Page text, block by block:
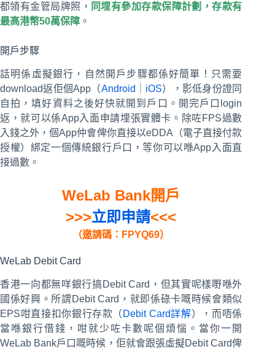
都領有金管局牌照， 同埋有參加存款保障計劃，存款有
最高港幣50萬保障 。
開戶步驟
話明係虛擬銀行，自然開戶步驟都係好簡單！只需要
download返佢個App（Android iOS），影低身份證同
自拍，填好資料之後好快就開到戶口。開完戶口login
返，就可以係App入面申請埋張實體卡。除咗FPS過數
入錢之外，個App仲會俾你直接以eDDA（電子直接付款
授權）綁定一個傳統銀行戶口，等你可以喺App入面直
接過數。
WeLab Bank開戶
>>>立即申請<<<
（邀請碼：FPYQ69）
WeLab Debit Card
香港一向都無咩銀行搞Debit Card，但其實呢樣嘢喺外
國係好興。所謂Debit Card，就即係碌卡嘅時候會類似
EPS咁直接扣你銀行存款（ Debit Card詳解），而唔係
當喺銀行借錢，咁就少咗卡數呢個煩惱。當你一開
WeLab Bank戶口嘅時候，佢就會跟張虛擬Debit Card俾